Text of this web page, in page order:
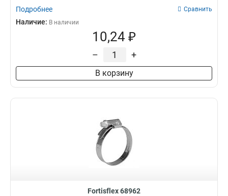
Подробнее Сравнить
Наличие: В наличии
10,24 ₽
– +
В корзину
Fortisflex 68962